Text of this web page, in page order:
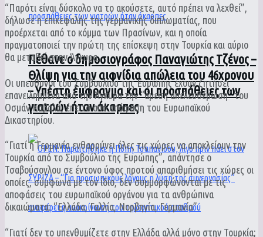
Πέθανε ο δημοσιογράφος Παναγιώτης Τζένος –
Θλίψη για την αιφνίδια απώλεια του 46χρονου
– Υπέστη έμφραγμα και οι προσπάθειες των
γιατρών ήταν άκαρπες
“Παρότι είναι δύσκολο να το ακούσετε, αυτό πρέπει να λεχθεί”,
δήλωσε η επικεφαλής της γερμανικής διπλωματίας, που
προέρχεται από το κόμμα των Πρασίνων, και η οποία
πραγματοποιεί την πρώτη της επίσκεψη στην Τουρκία και αύριο
θα μεταβεί στην Άγκυρα.
Οι υπεύθυνοι του Συμβουλίου της Ευρώπης έχουν ζητήσει
επανειλημμένα από την Άγκυρα την “άμεση απελευθέρωση” του
Οσμάν Καβαλά, έπειτα από απόφαση του Ευρωπαϊκού
Δικαστηρίου.
“Γιατί η Γερμανία ενθαρρύνει όλες τις χώρες να αποκλείουν την
Τουρκία από το Συμβούλιο της Ευρώπης”, απάντησε ο
Τσαβούσογλου σε έντονο ύφος προτού απαριθμήσει τις χώρες οι
οποίες, σύμφωνα με τον ίδιο, δεν συμμορφώνονται με τις
αποφάσεις του ευρωπαϊκού οργάνου για τα ανθρώπινα
δικαιώματα: “Ελλάδα, Γαλλία, Νορβηγία, Γερμανία”.
“Γιατί δεν το υπενθυμίζετε στην Ελλάδα αλλά μόνο στην Τουρκία;